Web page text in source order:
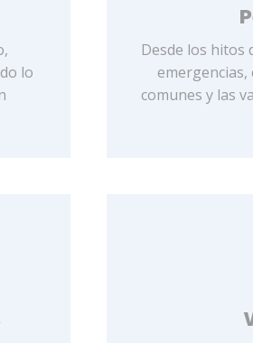
lo
Desde los hitos
emergencias,
comunes y las